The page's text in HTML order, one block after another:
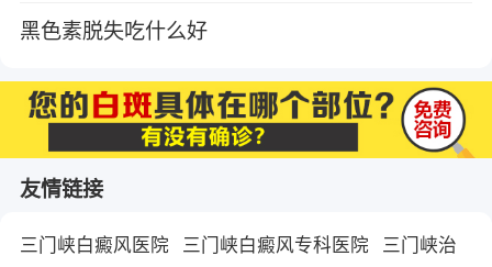
黑色素脱失吃什么好
友情链接
三门峡白癜风医院 三门峡白癜风专科医院
三门峡治